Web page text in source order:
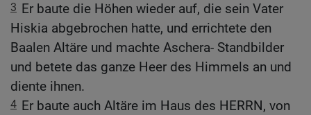
3 Er baute die Höhen wieder auf, die sein Vater
Hiskia abgebrochen hatte, und errichtete den
Baalen Altäre und machte Aschera- Standbilder
und betete das ganze Heer des Himmels an und
diente ihnen.
4 Er baute auch Altäre im Haus des HERRN, von